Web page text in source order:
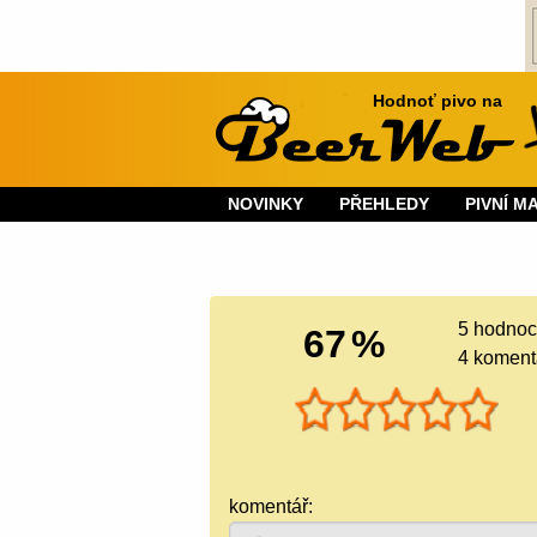
Hodnoť pivo na
NOVINKY PŘEHLEDY PIVNÍ
67% 5
4
komentář: